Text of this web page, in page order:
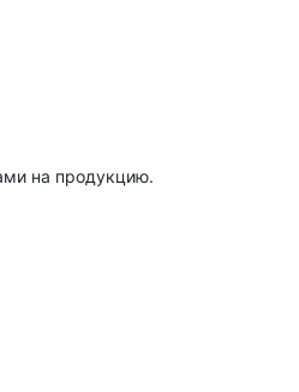
на продукцию.